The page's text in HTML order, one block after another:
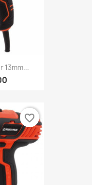
13mm...
favorite_border